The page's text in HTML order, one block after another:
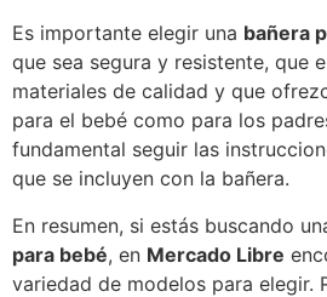
Es importante elegir una bañera
que sea segura y resistente, que
materiales de calidad y que
para el bebé como para los
fundamental seguir las
que se incluyen con la bañera.
En resumen, si estás buscando
para bebé, en Mercado Libre
variedad de modelos para elegir.